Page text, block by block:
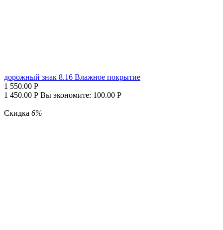
дорожный знак 8.16 Влажное покрытие
1 550.00 Р
1 450.00 Р Вы экономите: 100.00 Р
Скидка 6%